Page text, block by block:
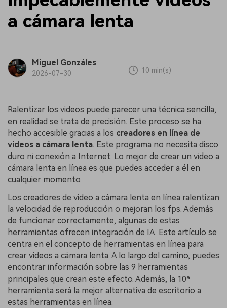
a cámara lenta
Miguel Gonzáles
2026-07-30 10 min(s)
Ralentizar los videos puede parecer una técnica sencilla,
en realidad se trata de precisión. Este proceso se ha
hecho accesible gracias a los creadores en línea de
videos a cámara lenta.󠀲󠀡󠀤󠀢󠀩󠀥󠀢󠀣󠀤󠀳󠀰 Este programa no necesita disco
duro ni conexión a Internet. Lo mejor de crear un video a
cámara lenta en línea es que puedes acceder a él en
cualquier momento.
Los creadores de video a cámara lenta en línea ralentizan
la velocidad de reproducción o mejoran los fps. Además
de funcionar correctamente, algunas de estas
herramientas ofrecen integración de IA. Este artículo se
centra en el concepto de herramientas en línea para
crear videos a cámara lenta. A lo largo del camino, puedes
encontrar información sobre las 9 herramientas
principales que crean este efecto. Además, la 10ª
herramienta será la mejor alternativa de escritorio a
estas herramientas en línea.